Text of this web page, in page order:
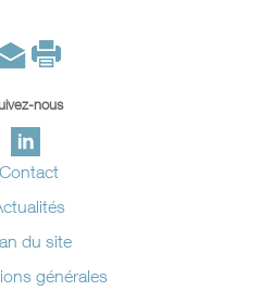
nous
Contact
du site
générales